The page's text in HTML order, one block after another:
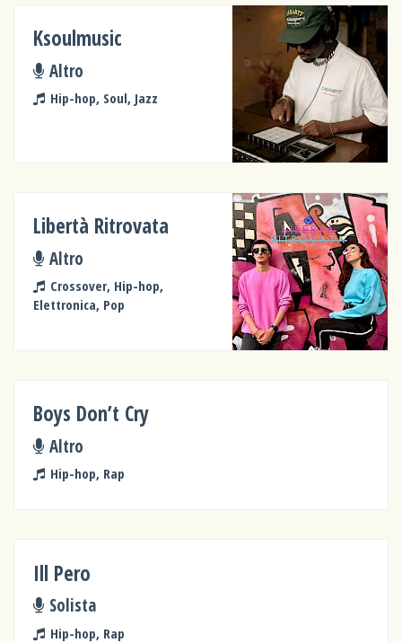
Ksoulmusic
Altro
Hip-hop, Soul, Jazz
Libertà Ritrovata
Altro
Crossover, Hip-hop,
Elettronica, Pop
Boys Don’t Cry
Altro
Hip-hop, Rap
Ill Pero
Solista
Hip-hop, Rap